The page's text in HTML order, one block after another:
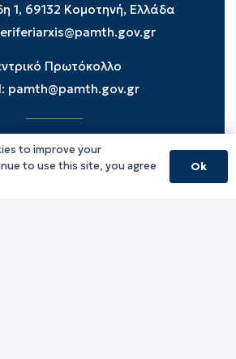
1, 69132 Κομοτηνή, Ελλάδα
Πρωτόκολλο
pamth@pamth.gov.gr
Δράμας
Καβάλας
to improve your
to use this site, you agree
Ok